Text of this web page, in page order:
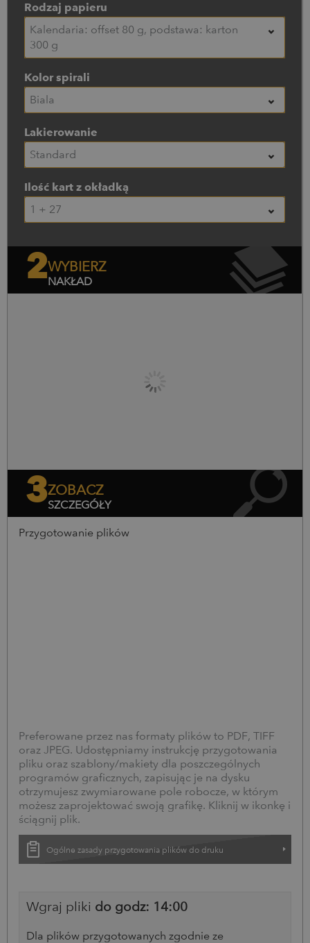
Rodzaj papieru
Kalendaria: offset 80 g, podstawa: karton
300 g
Kolor spirali
Biała
Lakierowanie
Standard
Ilość kart z okładką
1 + 27
2WYBIERZ
NAKŁAD
3ZOBACZ
SZCZEGÓŁY
Przygotowanie plików
Preferowane przez nas formaty plików to PDF, TIFF
oraz JPEG. Udostępniamy instrukcję przygotowania
pliku oraz szablony/makiety dla poszczególnych
programów graficznych, zapisując je na dysku
otrzymujesz zwymiarowane pole robocze, w którym
możesz zaprojektować swoją grafikę. Kliknij w ikonkę i
ściągnij plik.
Ogólne zasady przygotowania plików do druku
Wgraj pliki do godz: 14:00
Dla plików przygotowanych zgodnie ze